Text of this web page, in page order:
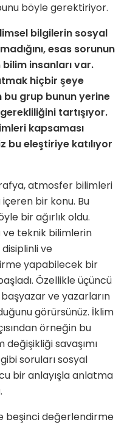
böyle gerektiriyor.
bilgilerin sosyal
esas sorunun
insanları var.
hiçbir şeye
bu grup bunun yerine
tartışıyor.
kapsaması
bu eleştiriye katılıyor
atmosfer bilimleri
bir konu. Bu
bir ağırlık oldu.
teknik bilimlerin
ve
yapabilecek bir
Özellikle üçüncü
ve yazarların
görürsünüz. İklim
örneğin bu
savaşımı
soruları sosyal
bir anlayışla anlatma
beşinci değerlendirme